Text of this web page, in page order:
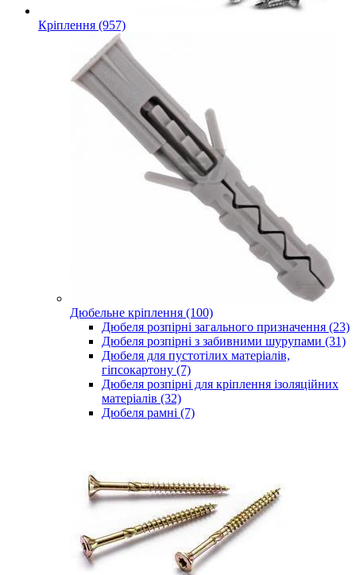
Кріплення (957)
Дюбельне кріплення (100)
Дюбеля розпірні загального призначення (23)
Дюбеля розпірні з забивними шурупами (31)
Дюбеля для пустотілих матеріалів,
гіпсокартону (7)
Дюбеля розпірні для кріплення ізоляційних
матеріалів (32)
Дюбеля рамні (7)